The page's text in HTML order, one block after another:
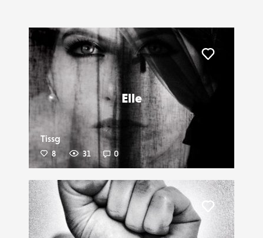
Elle
Tissg
8 31 0
Liker